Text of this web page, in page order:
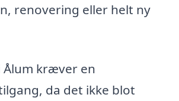
renovering eller helt ny
kræver en
da det ikke blot